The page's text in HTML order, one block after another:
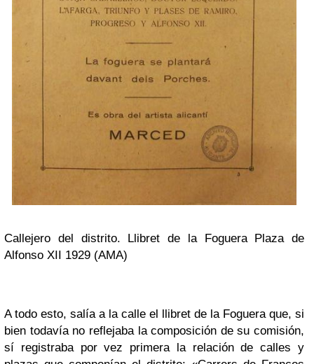
Callejero del distrito. Llibret de la Foguera Plaza de
Alfonso XII 1929 (AMA)
A todo esto, salía a la calle el llibret de la Foguera que, si
bien todavía no reflejaba la composición de su comisión,
sí registraba por vez primera la relación de calles y